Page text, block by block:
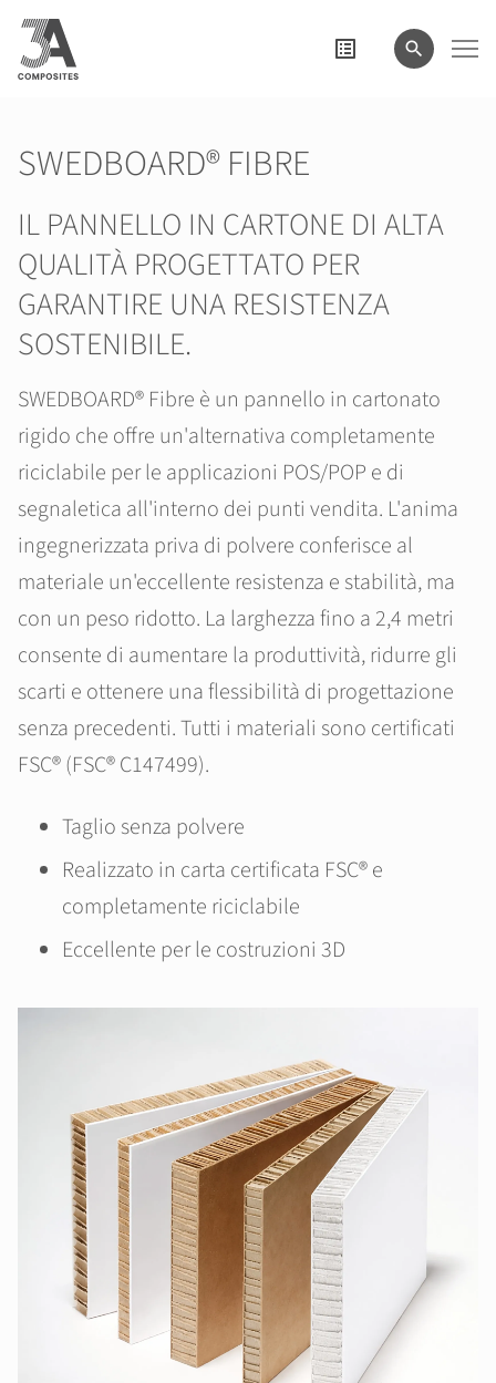
il
termine
di
SWEDBOARD® FIBRE
IL PANNELLO IN CARTONE DI ALTA
QUALITÀ PROGETTATO PER
GARANTIRE UNA RESISTENZA
SOSTENIBILE.
SWEDBOARD® Fibre è un pannello in cartonato
rigido che offre un'alternativa completamente
riciclabile per le applicazioni POS/POP e di
segnaletica all'interno dei punti vendita. L'anima
ingegnerizzata priva di polvere conferisce al
materiale un'eccellente resistenza e stabilità, ma
con un peso ridotto. La larghezza fino a 2,4 metri
consente di aumentare la produttività, ridurre gli
scarti e ottenere una flessibilità di progettazione
senza precedenti. Tutti i materiali sono certificati
FSC® (FSC® C147499).
Taglio senza polvere
Realizzato in carta certificata FSC® e
completamente riciclabile
Eccellente per le costruzioni 3D